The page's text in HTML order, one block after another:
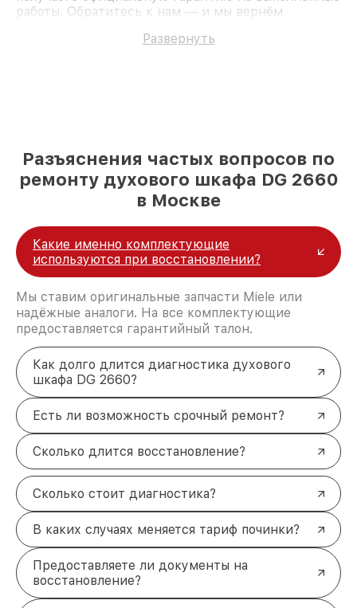
работы. Обратитесь к нам — и мы вернём
Развернуть
Разъяснения частых вопросов по
ремонту духового шкафа DG 2660
в Москве
Какие именно комплектующие
используются при восстановлении?
Мы ставим оригинальные запчасти Miele или
надёжные аналоги. На все комплектующие
предоставляется гарантийный талон.
Как долго длится диагностика духового
шкафа DG 2660?
Есть ли возможность срочный ремонт?
Сколько длится восстановление?
Сколько стоит диагностика?
В каких случаях меняется тариф починки?
Предоставляете ли документы на
восстановление?